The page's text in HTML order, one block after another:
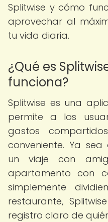
Splitwise y cómo
aprovechar al
tu vida diaria.
¿Qué es
funciona?
Splitwise es una
permite a los
gastos
conveniente. Ya
un viaje con
apartamento con
simplemente
restaurante,
registro claro de